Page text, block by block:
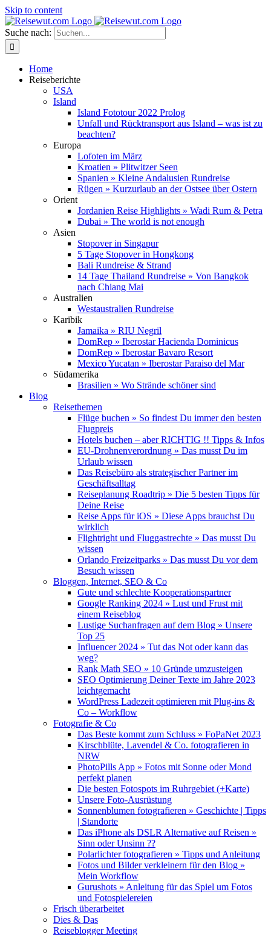
Skip to content
Suche nach:
Home
Reiseberichte
USA
Island
Island Fototour 2022 Prolog
Unfall und Rücktransport aus Island – was ist zu
beachten?
Europa
Lofoten im März
Kroatien » Plitwitzer Seen
Spanien » Kleine Andalusien Rundreise
Rügen » Kurzurlaub an der Ostsee über Ostern
Orient
Jordanien Reise Highlights » Wadi Rum & Petra
Dubai » The world is not enough
Asien
Stopover in Singapur
5 Tage Stopover in Hongkong
Bali Rundreise & Strand
14 Tage Thailand Rundreise » Von Bangkok
nach Chiang Mai
Australien
Westaustralien Rundreise
Karibik
Jamaika » RIU Negril
DomRep » Iberostar Hacienda Dominicus
DomRep » Iberostar Bavaro Resort
Mexico Yucatan » Iberostar Paraiso del Mar
Südamerika
Brasilien » Wo Strände schöner sind
Blog
Reisethemen
Flüge buchen » So findest Du immer den besten
Flugpreis
Hotels buchen – aber RICHTIG !! Tipps & Infos
EU-Drohnenverordnung » Das musst Du im
Urlaub wissen
Das Reisebüro als strategischer Partner im
Geschäftsalltag
Reiseplanung Roadtrip » Die 5 besten Tipps für
Deine Reise
Reise Apps für iOS » Diese Apps brauchst Du
wirklich
Flightright und Fluggastrechte » Das musst Du
wissen
Orlando Freizeitparks » Das musst Du vor dem
Besuch wissen
Bloggen, Internet, SEO & Co
Gute und schlechte Kooperationspartner
Google Ranking 2024 » Lust und Frust mit
einem Reiseblog
Lustige Suchanfragen auf dem Blog » Unsere
Top 25
Influencer 2024 » Tut das Not oder kann das
weg?
Rank Math SEO » 10 Gründe umzusteigen
SEO Optimierung Deiner Texte im Jahre 2023
leichtgemacht
WordPress Ladezeit optimieren mit Plug-ins &
Co – Workflow
Fotografie & Co
Das Beste kommt zum Schluss » FoPaNet 2023
Kirschblüte, Lavendel & Co. fotografieren in
NRW
PhotoPills App » Fotos mit Sonne oder Mond
perfekt planen
Die besten Fotospots im Ruhrgebiet (+Karte)
Unsere Foto-Ausrüstung
Sonnenblumen fotografieren » Geschichte | Tipps
| Standorte
Das iPhone als DSLR Alternative auf Reisen »
Sinn oder Unsinn ??
Polarlichter fotografieren » Tipps und Anleitung
Fotos und Bilder verkleinern für den Blog »
Mein Workflow
Gurushots » Anleitung für das Spiel um Fotos
und Fotospielereien
Frisch überarbeitet
Dies & Das
Reiseblogger Meeting